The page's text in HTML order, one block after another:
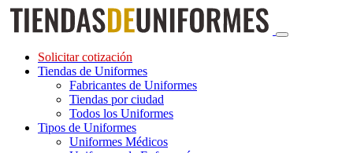
Solicitar cotización
Tiendas de Uniformes
Fabricantes de Uniformes
Tiendas por ciudad
Todos los Uniformes
Tipos de Uniformes
Uniformes Médicos